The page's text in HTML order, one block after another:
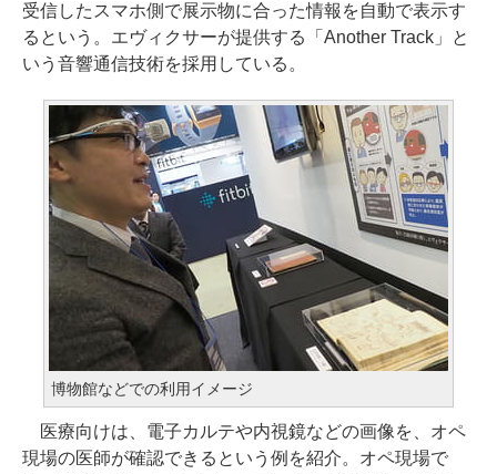
受信したスマホ側で展示物に合った情報を自動で表示す
るという。エヴィクサーが提供する「Another Track」と
いう音響通信技術を採用している。
博物館などでの利用イメージ
医療向けは、電子カルテや内視鏡などの画像を、オペ
現場の医師が確認できるという例を紹介。オペ現場で